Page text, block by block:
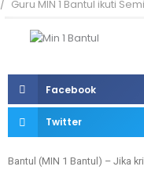
Guru MIN 1 Bantul ikuti
Facebook
Twitter
Bantul (MIN 1 Bantul) – Jika